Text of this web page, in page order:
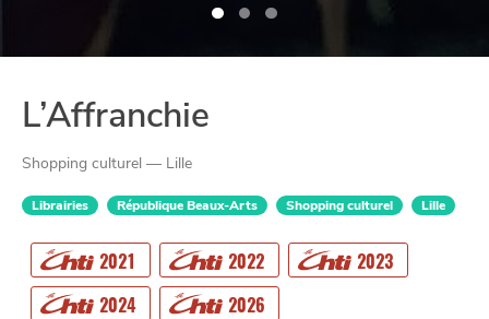
L’Affranchie
Shopping culturel — Lille
Librairies République Beaux-Arts Shopping culturel Lille
2021 2022
2023
2024
2026
CHTITE
CANAILLE